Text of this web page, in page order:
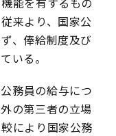
来より、国家公
、俸給制度及び
いる。
務員の給与につ
の第三者の立場
により国家公務